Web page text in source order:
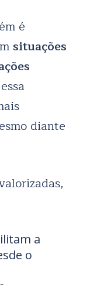
é
situações
diante
a
o